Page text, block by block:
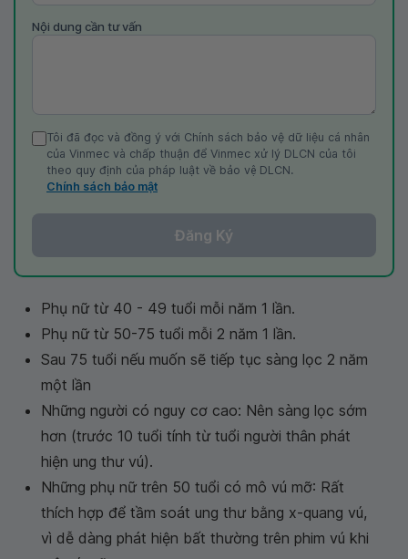
Nội dung cần tư vấn
Tôi đã đọc và đồng ý với Chính sách bảo vệ dữ liệu cá nhân
của Vinmec và chấp thuận để Vinmec xử lý DLCN của tôi
theo quy định của pháp luật về bảo vệ DLCN.
Chính sách bảo mật
Đăng Ký
Phụ nữ từ 40 - 49 tuổi mỗi năm 1 lần.
Phụ nữ từ 50-75 tuổi mỗi 2 năm 1 lần.
Sau 75 tuổi nếu muốn sẽ tiếp tục sàng lọc 2 năm
một lần
Những người có nguy cơ cao: Nên sàng lọc sớm
hơn (trước 10 tuổi tính từ tuổi người thân phát
hiện ung thư vú).
Những phụ nữ trên 50 tuổi có mô vú mỡ: Rất
thích hợp để tầm soát ung thư bằng x-quang vú,
vì dễ dàng phát hiện bất thường trên phim vú khi